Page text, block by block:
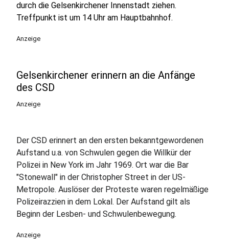
durch die Gelsenkirchener Innenstadt ziehen.
Treffpunkt ist um 14 Uhr am Hauptbahnhof.
Anzeige
Gelsenkirchener erinnern an die Anfänge
des CSD
Anzeige
Der CSD erinnert an den ersten bekanntgewordenen
Aufstand u.a. von Schwulen gegen die Willkür der
Polizei in New York im Jahr 1969. Ort war die Bar
"Stonewall" in der Christopher Street in der US-
Metropole. Auslöser der Proteste waren regelmäßige
Polizeirazzien in dem Lokal. Der Aufstand gilt als
Beginn der Lesben- und Schwulenbewegung.
Anzeige